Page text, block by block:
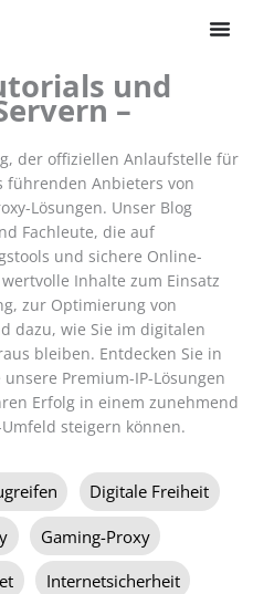
und
–
der offiziellen Anlaufstelle für
führenden Anbieters von
Lösungen. Unser Blog
Fachleute, die auf
und sichere Online-
Inhalte zum Einsatz
zur Optimierung von
dazu, wie Sie im digitalen
bleiben. Entdecken Sie in
Premium-IP-Lösungen
Erfolg in einem zunehmend
steigern können.
Digitale Freiheit
Gaming-Proxy
Internetsicherheit